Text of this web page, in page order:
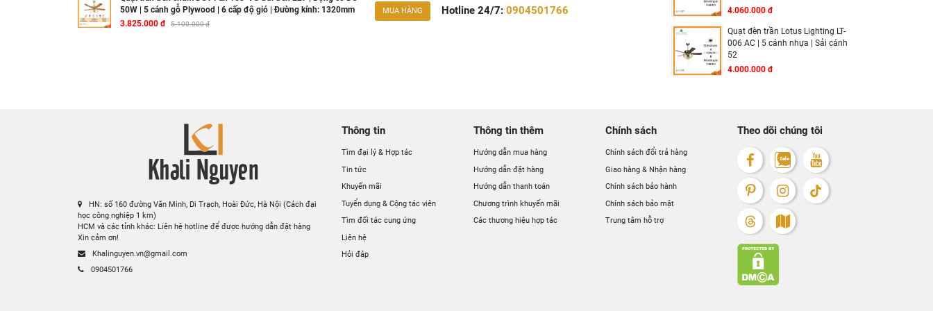
50W | 5 cánh gỗ Plywood | 6 cấp độ gió | Đường kính: 1320mm
3.825.000 đ
5.100.000 đ
MUA HÀNG Hotline 24/7:0904501766
4.060.000 đ
Quạt đèn trần Lotus Lighting LT-
006 AC | 5 cánh nhựa | Sải cánh
52
4.000.000 đ
HN: số 160 đường Văn Minh, Di Trạch, Hoài Đức, Hà Nội (Cách đại
học công nghiệp 1 km)
HCM và các tỉnh khác: Liên hệ hotline để được hướng dẫn đặt hàng
Xin cảm ơn!
Khalinguyen.vn@gmail.com
0904501766
Thông tin
Tìm đại lý & Hợp tác
Tin tức
Khuyến mãi
Tuyển dụng & Cộng tác viên
Tìm đối tác cung ứng
Liên hệ
Hỏi đáp
Thông tin thêm
Hướng dẫn mua hàng
Hướng dẫn đặt hàng
Hướng dẫn thanh toán
Chương trình khuyến mãi
Các thương hiệu hợp tác
Chính sách
Chính sách đổi trả hàng
Giao hàng & Nhận hàng
Chính sách bảo hành
Chính sách bảo mật
Trung tâm hỗ trợ
Theo dõi chúng tôi